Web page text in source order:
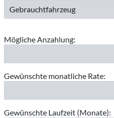
Mögliche Anzahlung:
Gewünschte monatliche Rate:
Gewünschte Laufzeit (Monate):